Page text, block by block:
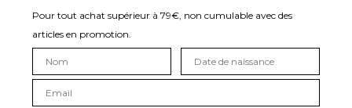
Pour tout achat supérieur à 79€, non cumulable avec des
articles en promotion.